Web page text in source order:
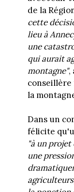
de la
cette
lieu à
une
qui aurait
montagne",
la
Dans un
félicite
"à un
une